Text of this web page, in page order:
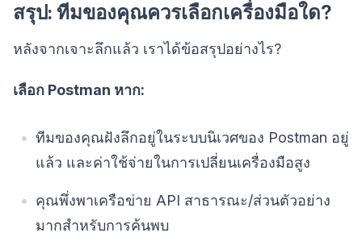
สรุป: ทีมของคุณควรเลือกเครื่องมือใด?
หลังจากเจาะลึกแล้ว เราได้ข้อสรุปอย่างไร?
เลือก Postman หาก:
ทีมของคุณฝังลึกอยู่ในระบบนิเวศของ Postman อยู่
แล้ว และค่าใช้จ่ายในการเปลี่ยนเครื่องมือสูง
คุณพึ่งพาเครือข่าย API สาธารณะ/ส่วนตัวอย่าง
มากสำหรับการค้นพบ